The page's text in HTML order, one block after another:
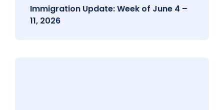
Immigration Update: Week of June 4 –
11, 2026